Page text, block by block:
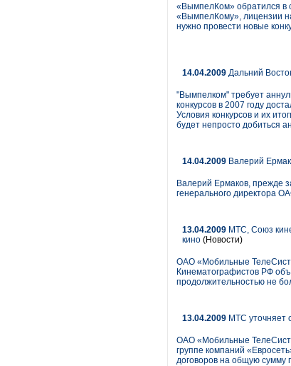
«ВымпелКом» обратился в
«ВымпелКому», лицензии
нужно провести новые
14.04.2009 Дальний
"Вымпелком" требует
конкурсов в 2007 году
Условия конкурсов и их
будет непросто добиться
14.04.2009 Валерий
Валерий Ермаков, прежде
генерального директора
13.04.2009 МТС, Союз
кино (Новости)
ОАО «Мобильные
Кинематографистов РФ
продолжительностью не
13.04.2009 МТС уточняет
ОАО «Мобильные
группе компаний
договоров на общую сумму